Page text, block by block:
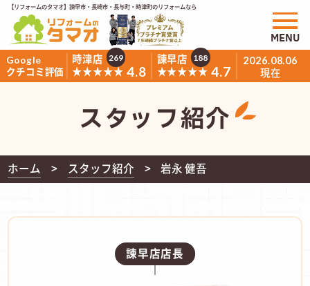
【リフォームのタマオ】諫早市・長崎市・長与町・時津町のリフォームなら
Google
クチコミ評価
時津店
★★★★★ 4.8
269
諫早店
★★★★★ 4.7
188 2026.08.06
現在
MENU
スタッフ紹介
ホーム スタッフ紹介 岩永 健吾
諫早店店長